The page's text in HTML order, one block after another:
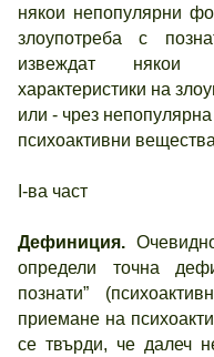
някои непопулярни
злоупотреба с
извеждат някои
характеристики на
или - чрез
психоактивни
І-ва част
Дефиниция.
определи точна
познати”
приемане на
се твърди, че далеч